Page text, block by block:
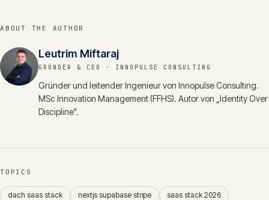
ABOUT THE AUTHOR
Leutrim Miftaraj
GRÜNDER & CEO · INNOPULSE CONSULTING
Gründer und leitender Ingenieur von Innopulse Consulting.
MSc Innovation Management (FFHS). Autor von „Identity Over
Discipline".
TOPICS
dach saas stack nextjs supabase stripe saas stack 2026